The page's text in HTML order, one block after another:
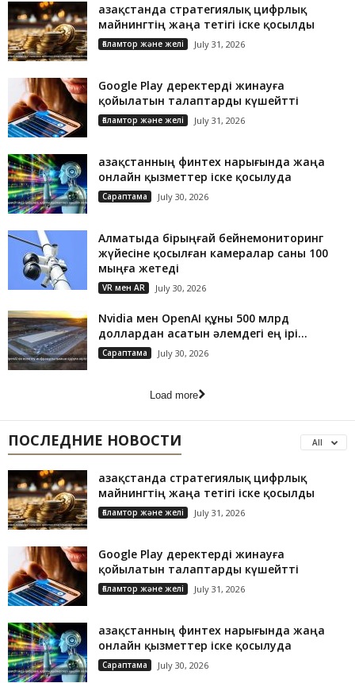
Қазақстанда стратегиялық цифрлық
майнингтің жаңа тетігі іске қосылды
Ғаламтор және желі July 31, 2026
Google Play деректерді жинауға
қойылатын талаптарды күшейтті
Ғаламтор және желі July 31, 2026
Қазақстанның финтех нарығында жаңа
онлайн қызметтер іске қосылуда
Сараптама July 30, 2026
Алматыда бірыңғай бейнемониторинг
жүйесіне қосылған камералар саны 100
мыңға жетеді
VR мен AR July 30, 2026
Nvidia мен OpenAI құны 500 млрд
доллардан асатын әлемдегі ең ірі...
Сараптама July 30, 2026
Load more
ПОСЛЕДНИЕ НОВОСТИ All
Қазақстанда стратегиялық цифрлық
майнингтің жаңа тетігі іске қосылды
Ғаламтор және желі July 31, 2026
Google Play деректерді жинауға
қойылатын талаптарды күшейтті
Ғаламтор және желі July 31, 2026
Қазақстанның финтех нарығында жаңа
онлайн қызметтер іске қосылуда
Сараптама July 30, 2026